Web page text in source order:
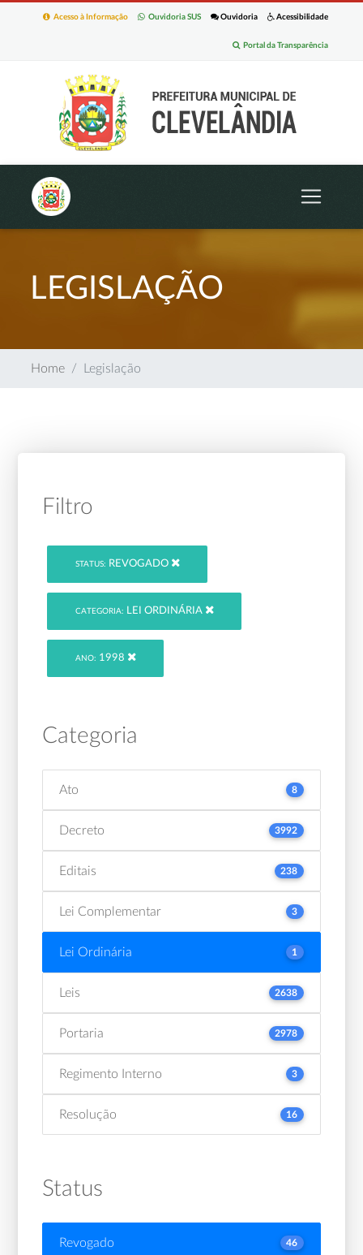
Acessibilidade
Ouvidoria
Ouvidoria SUS
Acesso à Informação
Portal da Transparência
LEGISLAÇÃO
Home Legislação
Filtro
STATUS: REVOGADO
CATEGORIA: LEI ORDINÁRIA
ANO: 1998
Categoria
Ato 8
Decreto 3992
Editais 238
Lei Complementar 3
Lei Ordinária 1
Leis 2638
Portaria 2978
Regimento Interno 3
Resolução 16
Status
Revogado 46